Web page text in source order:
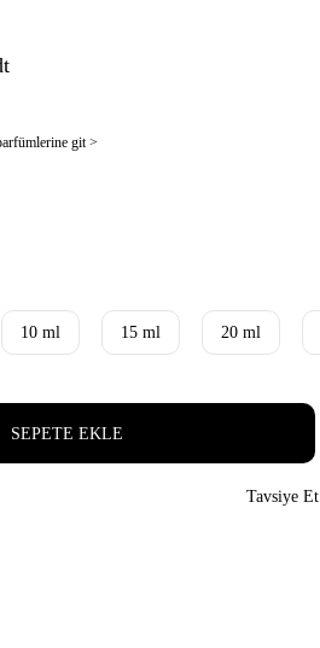
git >
10 ml 15 ml 20 ml
SEPETE EKLE
Tavsiye Et